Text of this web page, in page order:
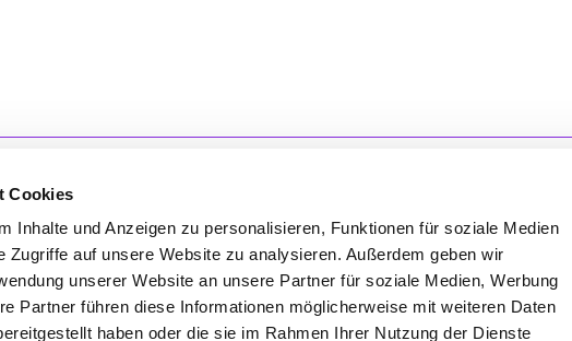
Cookies
Inhalte und Anzeigen zu personalisieren, Funktionen für soziale Medien
Zugriffe auf unsere Website zu analysieren. Außerdem geben wir
unserer Website an unsere Partner für soziale Medien, Werbung
Partner führen diese Informationen möglicherweise mit weiteren Daten
haben oder die sie im Rahmen Ihrer Nutzung der Dienste
CONNECT SERVICE
WhatsApp